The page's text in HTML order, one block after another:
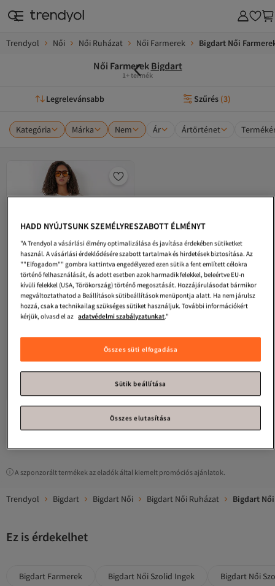
Trendyol Női Női Ruházat Női Farmerek Bigdart Női
Női Farmerek Bigdart
1+ termék
Legrelevánsabb Szűrés (3)
Kategória Márka Nem Ár Ártörténet
8 931
A szponzorált termékek az eladók által kiemelt promóciós ajánlatok.
Trendyol Bigdart Bigdart Női Bigdart Női Ruházat Bigdart
Ez is érdekelhet
Bigdart Farmerek Bigdart Női Szolid Ingek Bigdart Női
HADD NYÚJTSUNK SZEMÉLYRESZABOTT ÉLMÉNYT
"A Trendyol a vásárlási élmény optimalizálása és javítása érdekében sütiketket
használ. A vásárlási érdeklődésére szabott tartalmak és hirdetések biztosítása. Az
""Elfogadom"" gombra kattintva engedélyezed ezen sütik a fent említett célokra
történő felhasználását, és adott esetben azok harmadik felekkel, beleértve EU-n
kívüli felekkel (USA, Törökország) történő megosztását. Hozzájárulásodat bármikor
megváltoztathatod a Beállítások sütibeállítások menüpontja alatt. Ha nem járulsz
hozzá, csak a technikailag szükséges sütiket használjuk. További információkért
kérjük, olvasd el az adatvédelmi szabályzatunkat."
Összes süti elfogadása
Sütik beállítása
Összes elutasítása